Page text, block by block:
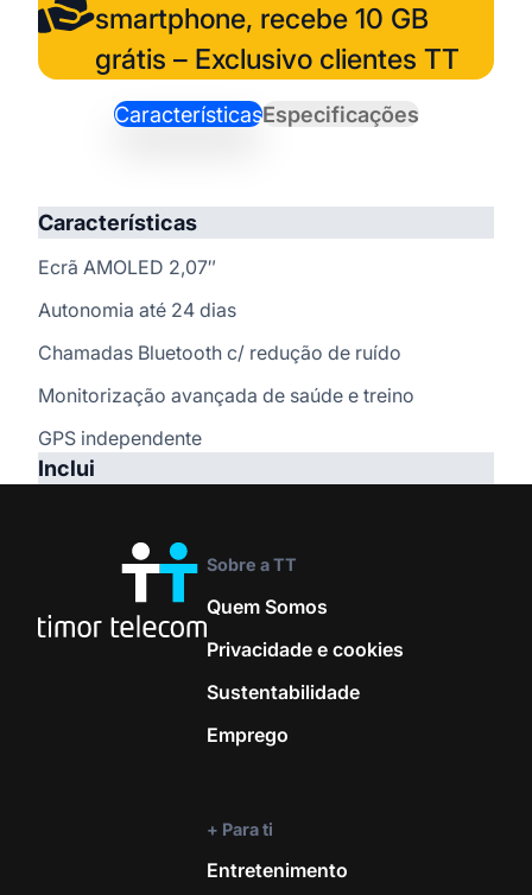
smartphone, recebe 10 GB
grátis – Exclusivo clientes TT
CaracterísticasEspecificações
Características
Ecrã AMOLED 2,07″
Autonomia até 24 dias
Chamadas Bluetooth c/ redução de ruído
Monitorização avançada de saúde e treino
GPS independente
Inclui
Sobre a TT
Quem Somos
Privacidade e cookies
Sustentabilidade
Emprego
+ Para ti
Entretenimento